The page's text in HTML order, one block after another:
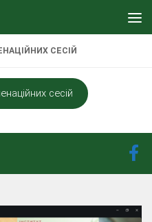
СЕСІЙ
сесій